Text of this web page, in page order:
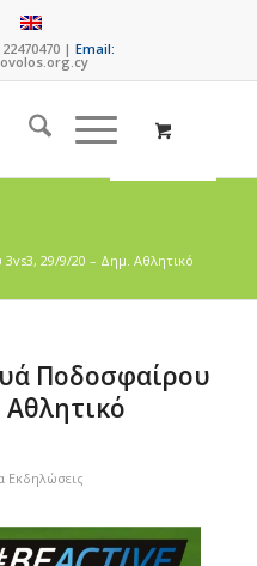
22470470 |Email:
29/9/20 – Δημ. Αθλητικό
Ποδοσφαίρου
Εκδηλώσεις